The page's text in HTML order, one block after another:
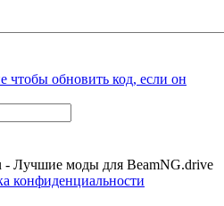
- Лучшие моды для BeamNG.drive
конфиденциальности